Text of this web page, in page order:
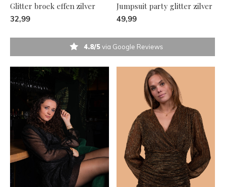
Glitter broek effen zilver
32,99
Jumpsuit party glitter zilver
49,99
4.8/5via Google Reviews